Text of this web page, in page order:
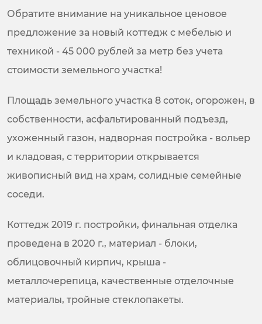
Обратите внимание на уникальное ценовое
предложение за новый коттедж с мебелью и
техникой - 45 000 рублей за метр без учета
стоимости земельного участка!
Площадь земельного участка 8 соток, огорожен, в
собственности, асфальтированный подъезд,
ухоженный газон, надворная постройка - вольер
и кладовая, с территории открывается
живописный вид на храм, солидные семейные
соседи.
Коттедж 2019 г. постройки, финальная отделка
проведена в 2020 г., материал - блоки,
облицовочный кирпич, крыша -
металлочерепица, качественные отделочные
материалы, тройные стеклопакеты.